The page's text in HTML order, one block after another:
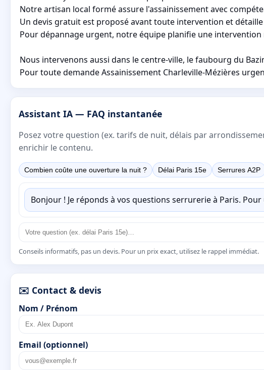
Notre artisan local formé assure l'assainissement avec
Un devis gratuit est proposé avant toute intervention et
Pour dépannage urgent, notre équipe planifie une
Nous intervenons aussi dans le centre-ville, le faubourg du
Pour toute demande Assainissement Charleville-Mézières
Assistant IA — FAQ instantanée
Posez votre question (ex. tarifs de nuit, délais par
enrichir le contenu.
Combien coûte une ouverture la nuit ? Délai Paris 15e Serrures A2P
Bonjour ! Je réponds à vos questions serrurerie à Paris.
Conseils informatifs, pas un devis. Pour un prix exact, utilisez le rappel immédiat.
✉️ Contact & devis
Nom / Prénom
Email (optionnel)